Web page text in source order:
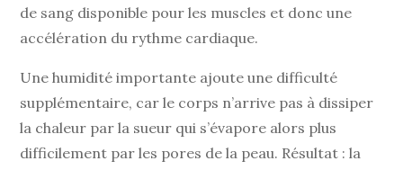
de sang disponible pour les muscles et donc une
accélération du rythme cardiaque.
Une humidité importante ajoute une difficulté
supplémentaire, car le corps n’arrive pas à dissiper
la chaleur par la sueur qui s’évapore alors plus
difficilement par les pores de la peau. Résultat : la